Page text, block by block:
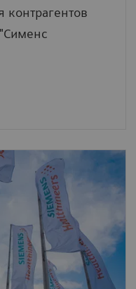
контрагентов